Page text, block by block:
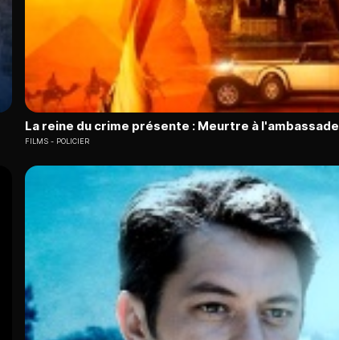
La reine du crime présente : Meurtre à l'ambassade
FILMS POLICIER